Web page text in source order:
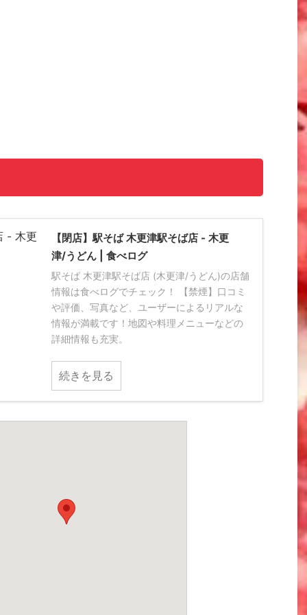
【閉店】駅そば 木更津駅そば店 - 木更
津/うどん | 食べログ
駅そば 木更津駅そば店 (木更津/うどん)の店舗
情報は食べログでチェック！ 【禁煙】口コミ
や評価、写真など、ユーザーによるリアルな
情報が満載です！地図や料理メニューなどの
詳細情報も充実。
続きを見る